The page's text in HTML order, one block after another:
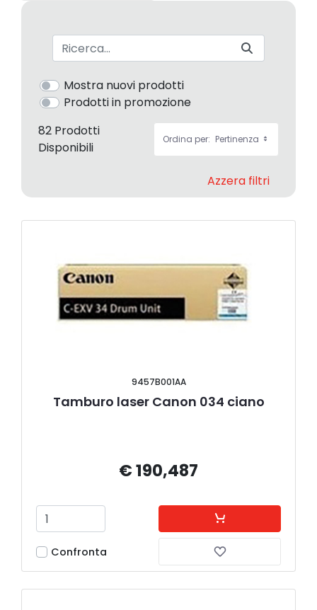
Barra di ricerca
Mostra nuovi prodotti
Prodotti in promozione
82 Prodotti
Disponibili
Ordina per: Pertinenza
Azzera filtri
9457B001AA
Tamburo laser Canon 034 ciano
€ 190,487
Confronta